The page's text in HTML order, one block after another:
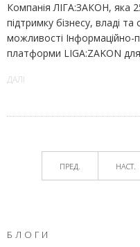
Компанія ЛІГА:ЗАКОН, яка
підтримку бізнесу, владі
можливості Інформаційно-
платформи LIGA:ZAKON для
ДАЛІ
ПРЕД. НАСТ.
БЛОГИ